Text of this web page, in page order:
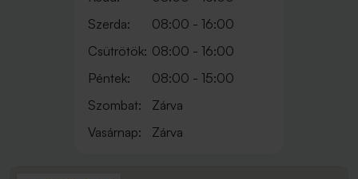
Szerda:
08:00 - 16:00
Csütrötök: 08:00 - 16:00
Péntek:
08:00 - 15:00
Szombat:
Zárva
Vasárnap:
Zárva